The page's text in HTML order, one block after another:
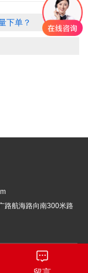
下单？
路航海路向南300米路
营业执照